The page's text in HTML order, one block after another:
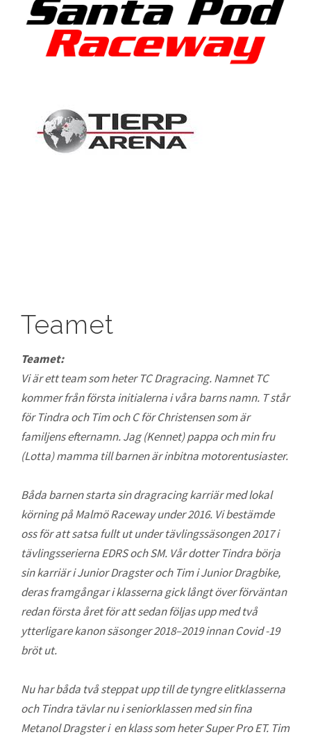
Teamet
Teamet:
Vi är ett team som heter TC Dragracing. Namnet TC
kommer från första initialerna i våra barns namn. T står
för Tindra och Tim och C för Christensen som är
familjens efternamn. Jag (Kennet) pappa och min fru
(Lotta) mamma till barnen är inbitna motorentusiaster.
Båda barnen starta sin dragracing karriär med lokal
körning på Malmö Raceway under 2016. Vi bestämde
oss för att satsa fullt ut under tävlingssäsongen 2017 i
tävlingsserierna EDRS och SM. Vår dotter Tindra börja
sin karriär i Junior Dragster och Tim i Junior Dragbike,
deras framgångar i klasserna gick långt över förväntan
redan första året för att sedan följas upp med två
ytterligare kanon säsonger 2018–2019 innan Covid -19
bröt ut.
Nu har båda två steppat upp till de tyngre elitklasserna
och Tindra tävlar nu i seniorklassen med sin fina
Metanol Dragster i en klass som heter Super Pro ET. Tim